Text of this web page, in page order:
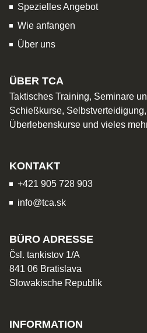
Spezielles Angebot
Wie anfangen
Über uns
ÜBER TCA
Taktisches Training, Seminare
Schießkurse,
Überlebenskurse und vieles
KONTAKT
+421 905 728 903
info@tca.sk
BÜRO ADRESSE
Čsl. tankistov 1/A
841 06 Bratislava
Slowakische Republik
INFORMATION